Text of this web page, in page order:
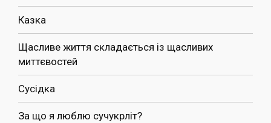
Казка
Щасливе життя складається із щасливих
миттєвостей
Сусідка
За що я люблю сучукрліт?